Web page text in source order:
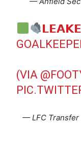
(VIA
— LFC Transfer